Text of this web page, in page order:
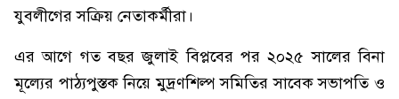
যুবলীগের সক্রিয় নেতাকর্মীরা।
এর আগে গত বছর জুলাই বিপ্লবের পর ২০২৫ সালের বিনা
মূল্যের পাঠ্যপুস্তক নিয়ে মুদ্রণশিল্প সমিতির সাবেক সভাপতি ও